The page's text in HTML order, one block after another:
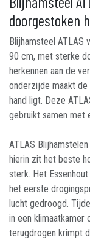
doorgestoken
Blijhamsteel ATLAS
90 cm, met sterke
herkennen aan de
onderzijde maakt
hand ligt. Deze
gebruikt samen met
ATLAS
hierin zit het beste
sterk. Het
het eerste
lucht gedroogd.
in een klimaatkamer
terugdrogen krimpt